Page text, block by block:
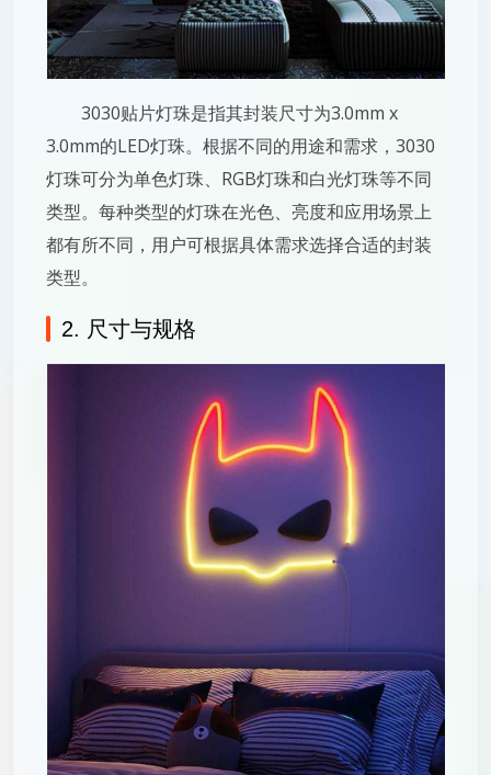
3030贴片灯珠是指其封装尺寸为3.0mm x
3.0mm的LED灯珠。根据不同的用途和需求，3030
灯珠可分为单色灯珠、RGB灯珠和白光灯珠等不同
类型。每种类型的灯珠在光色、亮度和应用场景上
都有所不同，用户可根据具体需求选择合适的封装
类型。
2. 尺寸与规格